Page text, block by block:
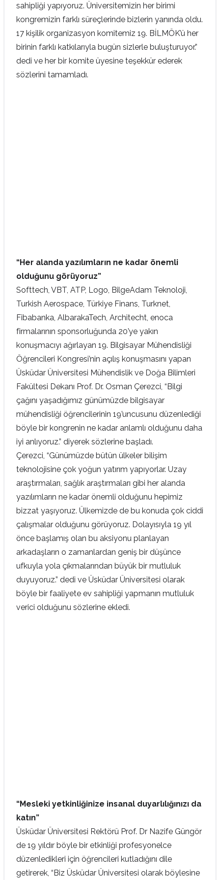
sahipliği yapıyoruz. Üniversitemizin her birimi
kongremizin farklı süreçlerinde bizlerin yanında oldu.
17 kişilik organizasyon komitemiz 19. BİLMÖK’ü her
birinin farklı katkılarıyla bugün sizlerle buluşturuyor.”
dedi ve her bir komite üyesine teşekkür ederek
sözlerini tamamladı.
“Her alanda yazılımların ne kadar önemli
olduğunu görüyoruz”
Softtech, VBT, ATP, Logo, BilgeAdam Teknoloji,
Turkish Aerospace, Türkiye Finans, Turknet,
Fibabanka, AlbarakaTech, Architecht, enoca
firmalarının sponsorluğunda 20’ye yakın
konuşmacıyı ağırlayan 19. Bilgisayar Mühendisliği
Öğrencileri Kongresi’nin açılış konuşmasını yapan
Üsküdar Üniversitesi Mühendislik ve Doğa Bilimleri
Fakültesi Dekanı Prof. Dr. Osman Çerezci, “Bilgi
çağını yaşadığımız günümüzde bilgisayar
mühendisliği öğrencilerinin 19’uncusunu düzenlediği
böyle bir kongrenin ne kadar anlamlı olduğunu daha
iyi anlıyoruz.” diyerek sözlerine başladı.
Çerezci, “Günümüzde bütün ülkeler bilişim
teknolojisine çok yoğun yatırım yapıyorlar. Uzay
araştırmaları, sağlık araştırmaları gibi her alanda
yazılımların ne kadar önemli olduğunu hepimiz
bizzat yaşıyoruz. Ülkemizde de bu konuda çok ciddi
çalışmalar olduğunu görüyoruz. Dolayısıyla 19 yıl
önce başlamış olan bu aksiyonu planlayan
arkadaşların o zamanlardan geniş bir düşünce
ufkuyla yola çıkmalarından büyük bir mutluluk
duyuyoruz.” dedi ve Üsküdar Üniversitesi olarak
böyle bir faaliyete ev sahipliği yapmanın mutluluk
verici olduğunu sözlerine ekledi.
“Mesleki yetkinliğinize insanal duyarlılığınızı da
katın”
Üsküdar Üniversitesi Rektörü Prof. Dr Nazife Güngör
de 19 yıldır böyle bir etkinliği profesyonelce
düzenledikleri için öğrencileri kutladığını dile
getirerek, “Biz Üsküdar Üniversitesi olarak böylesine